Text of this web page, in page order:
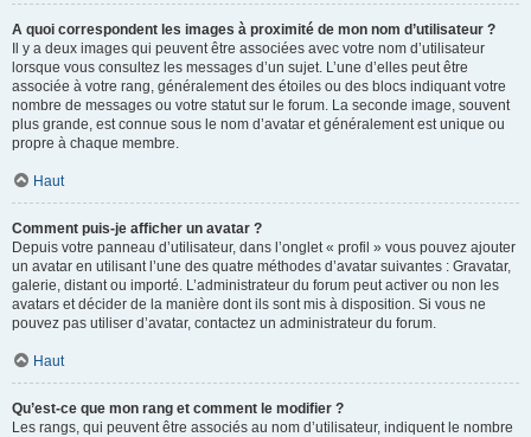
A quoi correspondent les images à proximité de mon nom d’utilisateur ?
Il y a deux images qui peuvent être associées avec votre nom d’utilisateur
lorsque vous consultez les messages d’un sujet. L’une d’elles peut être
associée à votre rang, généralement des étoiles ou des blocs indiquant votre
nombre de messages ou votre statut sur le forum. La seconde image, souvent
plus grande, est connue sous le nom d’avatar et généralement est unique ou
propre à chaque membre.
Haut
Comment puis-je afficher un avatar ?
Depuis votre panneau d’utilisateur, dans l’onglet « profil » vous pouvez ajouter
un avatar en utilisant l’une des quatre méthodes d’avatar suivantes : Gravatar,
galerie, distant ou importé. L’administrateur du forum peut activer ou non les
avatars et décider de la manière dont ils sont mis à disposition. Si vous ne
pouvez pas utiliser d’avatar, contactez un administrateur du forum.
Haut
Qu’est-ce que mon rang et comment le modifier ?
Les rangs, qui peuvent être associés au nom d’utilisateur, indiquent le nombre